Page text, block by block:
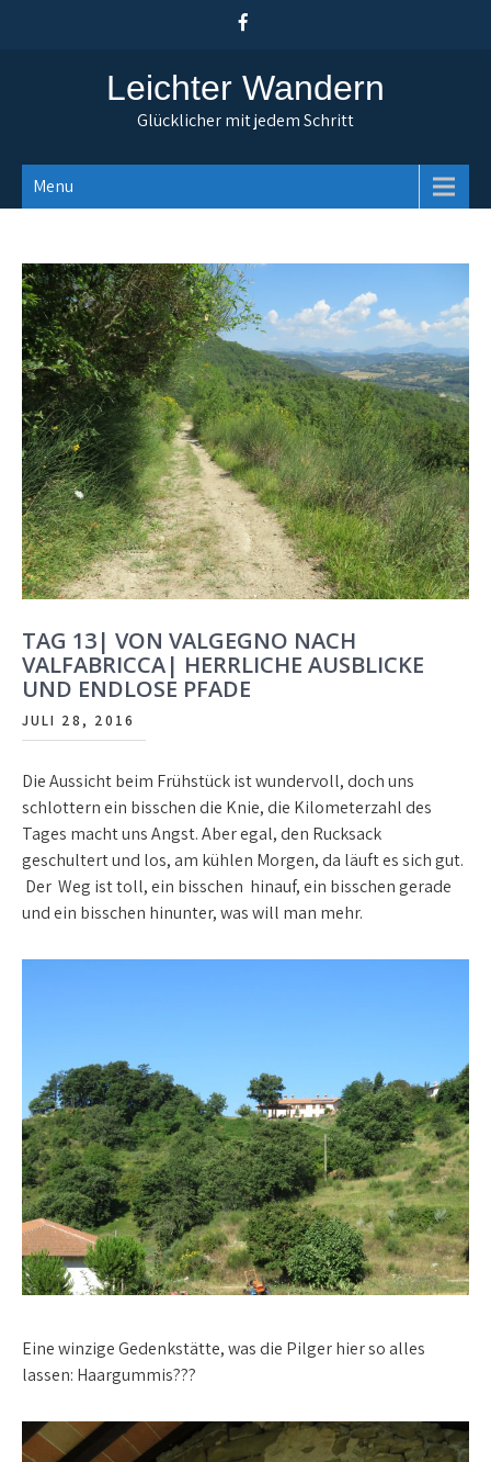
Leichter Wandern
Glücklicher mit jedem Schritt
Menu
TAG 13| VON VALGEGNO NACH
VALFABRICCA| HERRLICHE AUSBLICKE
UND ENDLOSE PFADE
JULI 28, 2016
Die Aussicht beim Frühstück ist wundervoll, doch uns
schlottern ein bisschen die Knie, die Kilometerzahl des
Tages macht uns Angst. Aber egal, den Rucksack
geschultert und los, am kühlen Morgen, da läuft es sich gut.
Der Weg ist toll, ein bisschen hinauf, ein bisschen gerade
und ein bisschen hinunter, was will man mehr.
Eine winzige Gedenkstätte, was die Pilger hier so alles
lassen: Haargummis???